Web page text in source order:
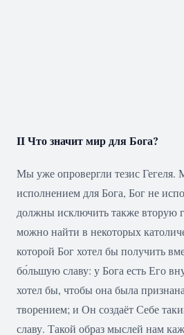
II Что значит мир для Бога?
Мы уже опровергли тезис Гегеля.
исполнением для Бога, Бог не
должны исключить также вторую
можно найти в некоторых
которой Бог хотел бы получить
бо́льшую славу: у Бога есть Его
хотел бы, чтобы она была
творением; и Он создаёт Себе
славу. Такой образ мыслей нам